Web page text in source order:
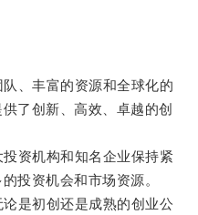
、丰富的资源和全球化的
了创新、高效、卓越的创
资机构和知名企业保持紧
投资机会和市场资源。
是初创还是成熟的创业公